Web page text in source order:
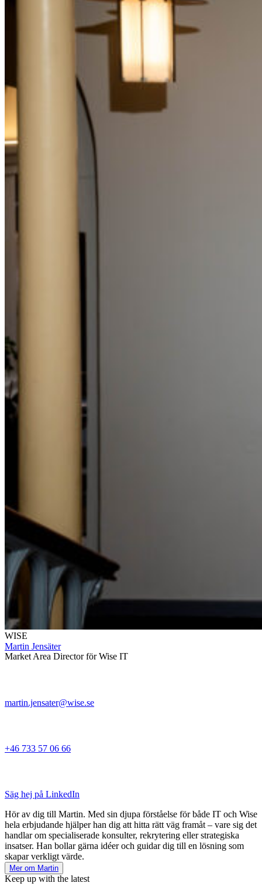
WISE
Martin Jensäter
Market Area Director för Wise IT
martin.jensater@wise.se
+46 733 57 06 66
Säg hej på LinkedIn
Hör av dig till Martin. Med sin djupa förståelse för både IT och Wise
hela erbjudande hjälper han dig att hitta rätt väg framåt – vare sig det
handlar om specialiserade konsulter, rekrytering eller strategiska
insatser. Han bollar gärna idéer och guidar dig till en lösning som
skapar verkligt värde.
Mer om Martin
Keep up with the latest